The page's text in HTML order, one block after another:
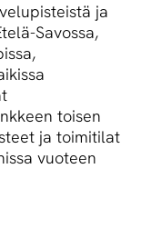
ja
Savossa,
toisen
ja toimitilat
vuoteen